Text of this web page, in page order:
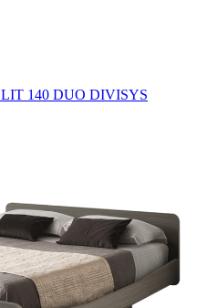
LIT 140 DUO DIVISYS